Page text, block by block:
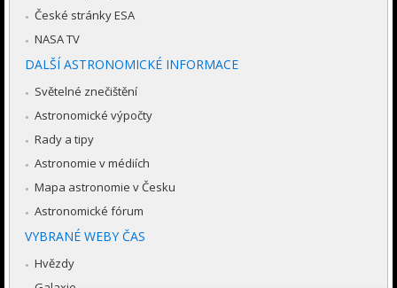
České stránky ESA
NASA TV
DALŠÍ ASTRONOMICKÉ INFORMACE
Světelné znečištění
Astronomické výpočty
Rady a tipy
Astronomie v médiích
Mapa astronomie v Česku
Astronomické fórum
VYBRANÉ WEBY ČAS
Hvězdy